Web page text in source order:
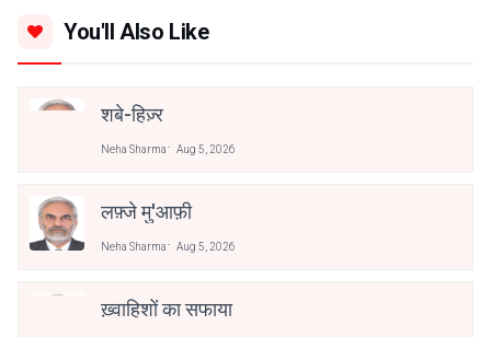
You'll Also Like
शबे-हिज़्र
Neha Sharma Aug 5, 2026
लफ़्जे मु'आफ़ी
Neha Sharma Aug 5, 2026
ख़्वाहिशों का सफाया